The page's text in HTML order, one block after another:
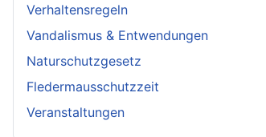
Verhaltensregeln
Vandalismus & Entwendungen
Naturschutzgesetz
Fledermausschutzzeit
Veranstaltungen